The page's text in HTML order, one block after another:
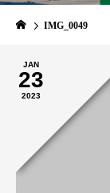
IMG_0049
JAN
23
2023